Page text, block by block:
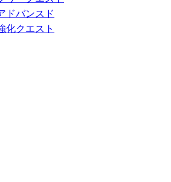
ドバンスド
化クエスト